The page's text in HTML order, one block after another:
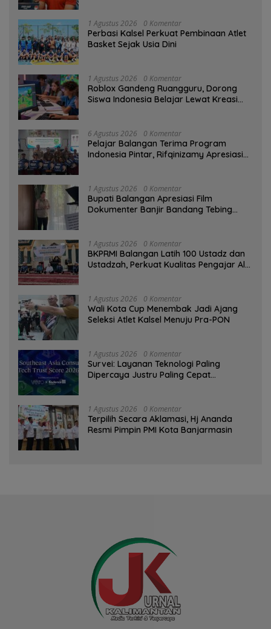
1 Agustus 2026 0 Komentar
Perbasi Kalsel Perkuat Pembinaan Atlet
Basket Sejak Usia Dini
1 Agustus 2026 0 Komentar
Roblox Gandeng Ruangguru, Dorong
Siswa Indonesia Belajar Lewat Kreasi
6 Agustus 2026 0 Komentar
Pelajar Balangan Terima Program
Indonesia Pintar, Rifqinizamy Apresiasi
1 Agustus 2026 0 Komentar
Bupati Balangan Apresiasi Film
Dokumenter Banjir Bandang Tebing
1 Agustus 2026 0 Komentar
BKPRMI Balangan Latih 100 Ustadz dan
Ustadzah, Perkuat Kualitas Pengajar Al-
1 Agustus 2026 0 Komentar
Wali Kota Cup Menembak Jadi Ajang
Seleksi Atlet Kalsel Menuju Pra-PON
1 Agustus 2026 0 Komentar
Survei: Layanan Teknologi Paling
Dipercaya Justru Paling Cepat
1 Agustus 2026 0 Komentar
‎Terpilih Secara Aklamasi, Hj Ananda
Resmi Pimpin PMI Kota Banjarmasin